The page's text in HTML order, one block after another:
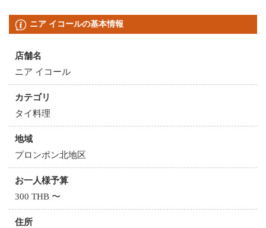
ニア イコールの基本情報
店舗名
ニア イコール
カテゴリ
タイ料理
地域
プロンポン北地区
お一人様予算
300 THB 〜
住所